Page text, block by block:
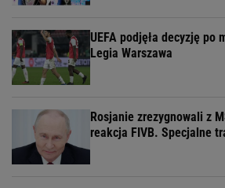
UEFA podjęła decyzję po
Legia Warszawa
Rosjanie zrezygnowali z
reakcja FIVB. Specjalne